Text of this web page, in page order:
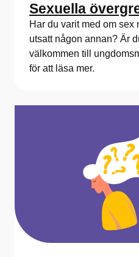
Sexuella
Har du varit med om sex
utsatt någon annan? Är
välkommen till
för att läsa mer.